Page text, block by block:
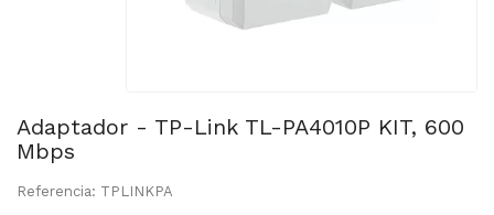
Adaptador - TP-Link TL-PA4010P KIT, 600
Mbps
Referencia: TPLINKPA